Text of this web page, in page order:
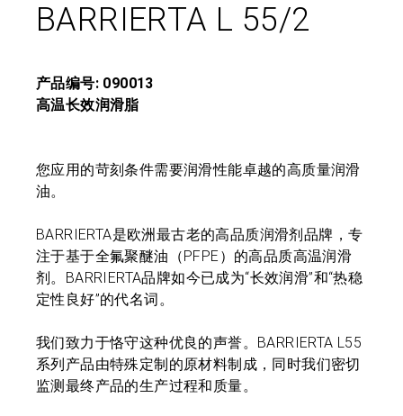
BARRIERTA L 55/2
产品编号: 090013
高温长效润滑脂
您应用的苛刻条件需要润滑性能卓越的高质量润滑
油。
BARRIERTA是欧洲最古老的高品质润滑剂品牌，专
注于基于全氟聚醚油（PFPE）的高品质高温润滑
剂。BARRIERTA品牌如今已成为“长效润滑”和“热稳
定性良好”的代名词。
我们致力于恪守这种优良的声誉。BARRIERTA L55
系列产品由特殊定制的原材料制成，同时我们密切
监测最终产品的生产过程和质量。